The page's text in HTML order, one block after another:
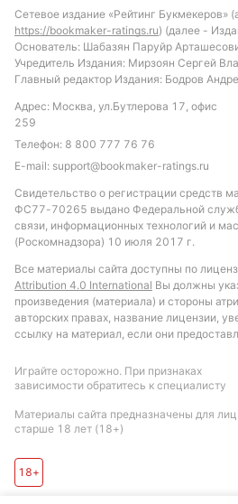
Сетевое издание «Рейтинг Букмекеров»
https://bookmaker-ratings.ru) (далее -
Основатель: Шабазян Паруйр
Учредитель Издания: Мирзоян Сергей
Главный редактор Издания: Бодров
Адрес: Москва, ул.Бутлерова 17, офис
259
Телефон: 8 800 777 76 76
E-mail: support@bookmaker-ratings.ru
Свидетельство о регистрации средств
ФС77-70265 выдано Федеральной
связи, информационных технологий и
(Роскомнадзора) 10 июля 2017 г.
Все материалы сайта доступны по
Attribution 4.0 International Вы должны
произведения (материала) и стороны
авторских правах, название лицензии,
ссылку на материал, если они
Играйте осторожно. При признаках
зависимости обратитесь к специалисту
Материалы сайта предназначены для лиц
старше 18 лет (18+)
18+